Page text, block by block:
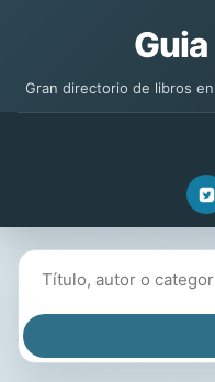
Gran directorio de libros